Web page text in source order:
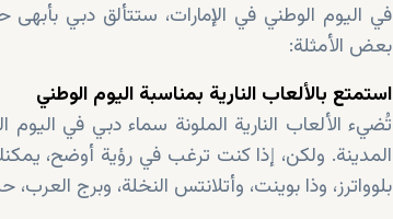
في اليوم الوطني في الإمارات، ستتألق دبي
بعض الأمثلة:
استمتع بالألعاب النارية بمناسبة اليوم الوطني
تُضيء الألعاب النارية الملونة سماء دبي في
المدينة. ولكن، إذا كنت ترغب في رؤية أوضح،
بلوواترز، وذا بوينت، وأتلانتس النخلة، وبرج